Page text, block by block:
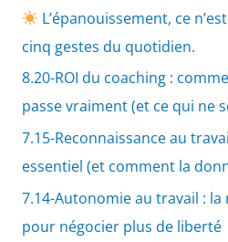
L’épanouissement, ce
cinq gestes du quotidien.
8.20-ROI du coaching :
passe vraiment (et ce qui ne
7.15-Reconnaissance au
essentiel (et comment la
7.14-Autonomie au travail :
pour négocier plus de liberté